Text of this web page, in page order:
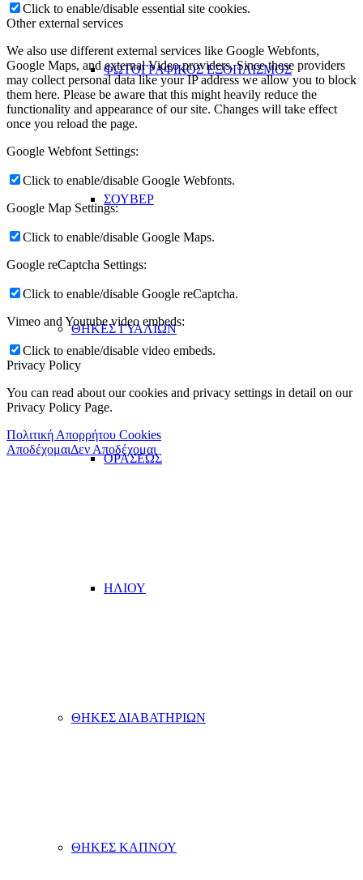
ΦΩΤΟΓΡΑΦΙΚΟΣ ΕΞΟΠΛΙΣΜΟΣ
ΣΟΥΒΕΡ
ΘΗΚΕΣ ΓΥΑΛΙΩΝ
ΟΡΑΣΕΩΣ
ΗΛΙΟΥ
ΘΗΚΕΣ ΔΙΑΒΑΤΗΡΙΩΝ
ΘΗΚΕΣ ΚΑΠΝΟΥ
Click to enable/disable essential site cookies.
Other external services
We also use different external services like Google Webfonts,
Google Maps, and external Video providers. Since these providers
may collect personal data like your IP address we allow you to block
them here. Please be aware that this might heavily reduce the
functionality and appearance of our site. Changes will take effect
once you reload the page.
Google Webfont Settings:
Click to enable/disable Google Webfonts.
Google Map Settings:
Click to enable/disable Google Maps.
Google reCaptcha Settings:
Click to enable/disable Google reCaptcha.
Vimeo and Youtube video embeds:
Click to enable/disable video embeds.
Privacy Policy
You can read about our cookies and privacy settings in detail on our
Privacy Policy Page.
Πολιτική Απορρήτου Cookies
ΑποδέχομαιΔεν Αποδέχομαι